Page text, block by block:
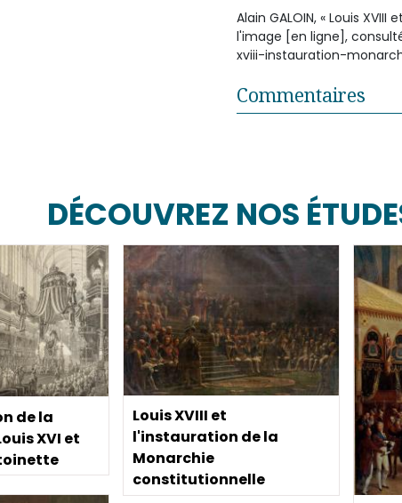
Alain GALOIN, « Louis
l'image [en ligne],
xviii-instauration-
Commentaires
DÉCOUVREZ NOS
de la
XVI et
Louis XVIII et
l'instauration de la
Monarchie
constitutionnelle